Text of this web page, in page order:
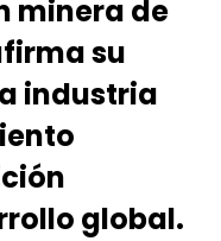
minera de
su
industria
global.